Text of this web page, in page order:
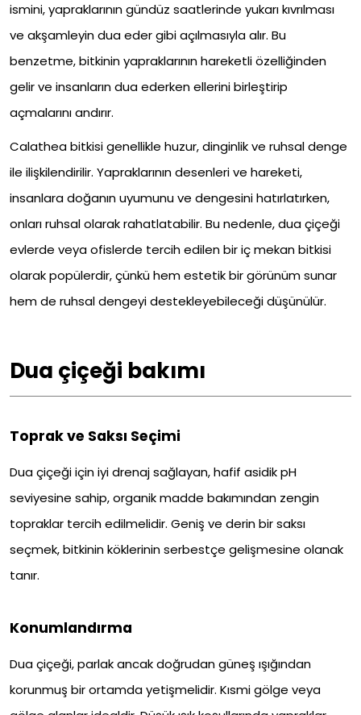
ismini, yapraklarının gündüz saatlerinde yukarı kıvrılması
ve akşamleyin dua eder gibi açılmasıyla alır. Bu
benzetme, bitkinin yapraklarının hareketli özelliğinden
gelir ve insanların dua ederken ellerini birleştirip
açmalarını andırır.
Calathea bitkisi genellikle huzur, dinginlik ve ruhsal denge
ile ilişkilendirilir. Yapraklarının desenleri ve hareketi,
insanlara doğanın uyumunu ve dengesini hatırlatırken,
onları ruhsal olarak rahatlatabilir. Bu nedenle, dua çiçeği
evlerde veya ofislerde tercih edilen bir iç mekan bitkisi
olarak popülerdir, çünkü hem estetik bir görünüm sunar
hem de ruhsal dengeyi destekleyebileceği düşünülür.
Dua çiçeği bakımı
Toprak ve Saksı Seçimi
Dua çiçeği için iyi drenaj sağlayan, hafif asidik pH
seviyesine sahip, organik madde bakımından zengin
topraklar tercih edilmelidir. Geniş ve derin bir saksı
seçmek, bitkinin köklerinin serbestçe gelişmesine olanak
tanır.
Konumlandırma
Dua çiçeği, parlak ancak doğrudan güneş ışığından
korunmuş bir ortamda yetişmelidir. Kısmi gölge veya